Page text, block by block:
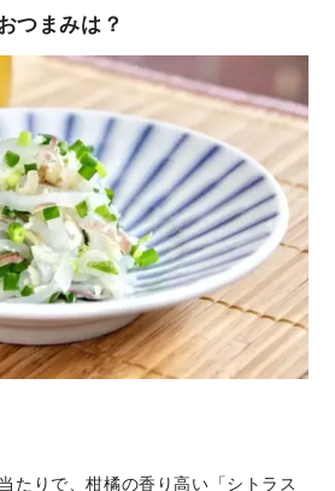
つまみは？
たりで、柑橘の香り高い「シトラス